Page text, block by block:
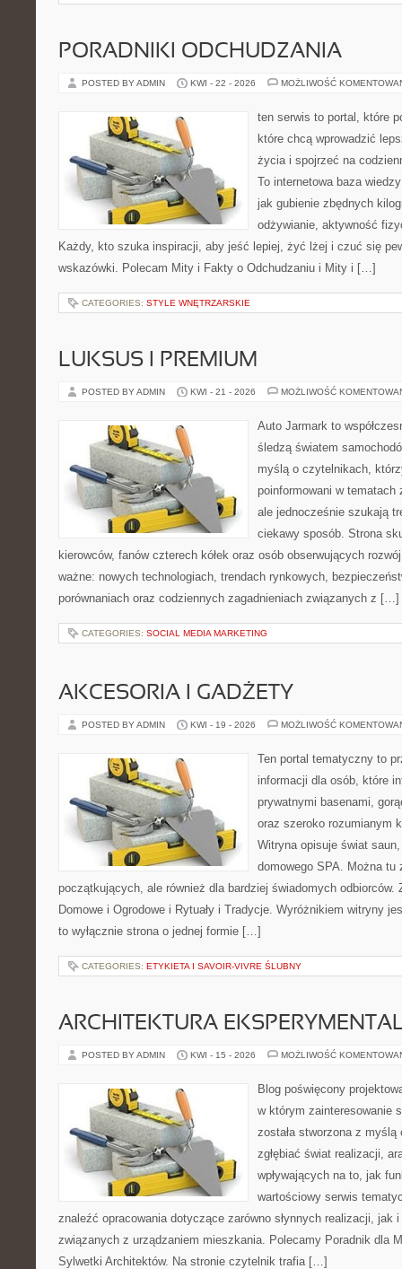
PORADNIKI ODCHUDZANIA
POSTED BY ADMIN KWI - 22 - 2026 MOŻLIWOŚĆ
ten serwis to portal, które
które chcą wprowadzić
życia i spojrzeć na
To internetowa baza
jak gubienie zbędnych
odżywianie, aktywność
Każdy, kto szuka inspiracji, aby jeść lepiej, żyć lżej i czuć się
wskazówki. Polecam Mity i Fakty o Odchudzaniu i Mity i […]
CATEGORIES: STYLE WNĘTRZARSKIE
LUKSUS I PREMIUM
POSTED BY ADMIN KWI - 21 - 2026 MOŻLIWOŚĆ
Auto Jarmark to
śledzą światem
myślą o czytelnikach,
poinformowani w
ale jednocześnie szukają
ciekawy sposób. Strona
kierowców, fanów czterech kółek oraz osób obserwujących
ważne: nowych technologiach, trendach rynkowych,
porównaniach oraz codziennych zagadnieniach związanych z […]
CATEGORIES: SOCIAL MEDIA MARKETING
AKCESORIA I GADŻETY
POSTED BY ADMIN KWI - 19 - 2026 MOŻLIWOŚĆ
Ten portal tematyczny to
informacji dla osób, które
prywatnymi basenami,
oraz szeroko rozumianym
Witryna opisuje świat
domowego SPA. Można
początkujących, ale również dla bardziej świadomych odbiorców.
Domowe i Ogrodowe i Rytuały i Tradycje. Wyróżnikiem witryny
to wyłącznie strona o jednej formie […]
CATEGORIES: ETYKIETA I SAVOIR-VIVRE ŚLUBNY
ARCHITEKTURA
POSTED BY ADMIN KWI - 15 - 2026 MOŻLIWOŚĆ
Blog poświęcony
w którym zainteresowanie
została stworzona z
zgłębiać świat realizacji,
wpływających na to, jak
wartościowy serwis
znaleźć opracowania dotyczące zarówno słynnych realizacji, jak
związanych z urządzaniem mieszkania. Polecamy Poradnik dla
Sylwetki Architektów. Na stronie czytelnik trafia […]